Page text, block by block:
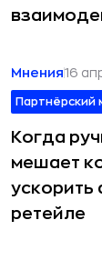
Мнения16
Партнёрский
Когда
мешает
ускорить
ретейле